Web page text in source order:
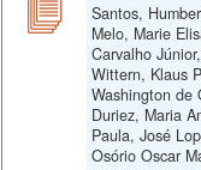
Santos,
Melo, Marie
Carvalho
Wittern, Klaus
Washington de
Duriez, Maria
Paula, José
Osório Oscar